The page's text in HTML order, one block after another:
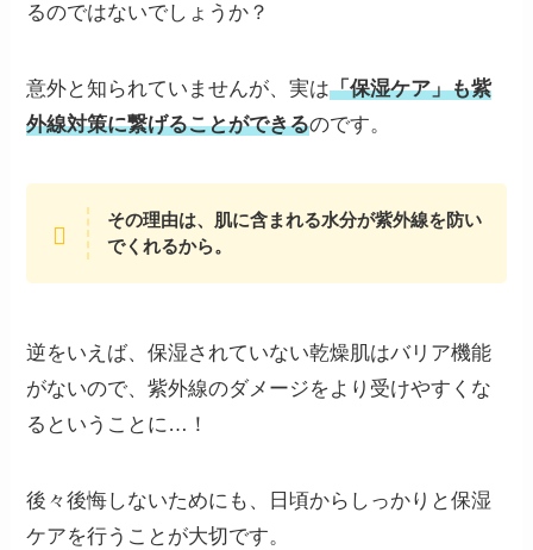
るのではないでしょうか？
意外と知られていませんが、実は「保湿ケア」も紫
外線対策に繋げることができるのです。
その理由は、肌に含まれる水分が紫外線を防い
でくれるから。
逆をいえば、保湿されていない乾燥肌はバリア機能
がないので、紫外線のダメージをより受けやすくな
るということに…！
後々後悔しないためにも、日頃からしっかりと保湿
ケアを行うことが大切です。